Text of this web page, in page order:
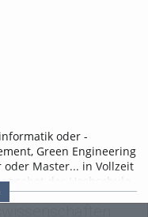
oder -
Green Engineering
oder Master... in Vollzeit
der Hochschule
Doch wie finde ich als